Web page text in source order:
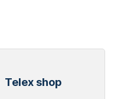
Telex shop